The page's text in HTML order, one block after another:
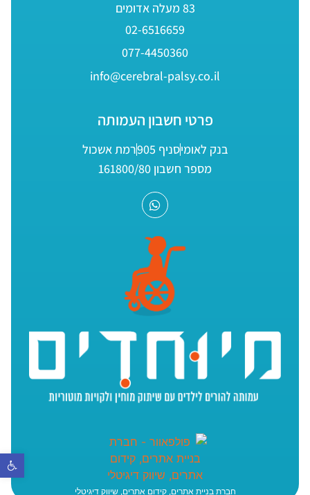
פתח
83 מעלה אדומים
02-6516659
077-4450360
info@cerebral-palsy.co.il
פרטי חשבון העמותה
בנק לאומיסניף 905
רמת אשכול
מספר חשבון 161800/80
חברת בניית אתרים, קידום אתרים, שיווק דיגיטלי